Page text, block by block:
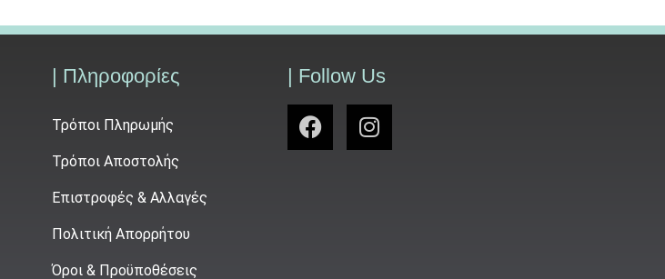
| Πληροφορίες
Τρόποι Πληρωμής
Τρόποι Αποστολής
Επιστροφές & Αλλαγές
Πολιτική Απορρήτου
Όροι & Προϋποθέσεις
| Follow Us